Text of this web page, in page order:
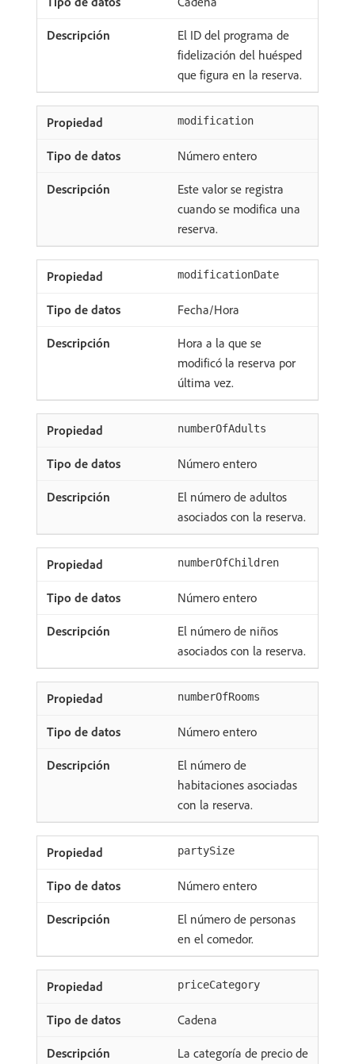
El ID del programa de
fidelización del huésped
que figura en la reserva.
modification
Número entero
Este valor se registra
cuando se modifica una
reserva.
modificationDate
Fecha/Hora
Hora a la que se
modificó la reserva por
última vez.
numberOfAdults
Número entero
El número de adultos
asociados con la reserva.
numberOfChildren
Número entero
El número de niños
asociados con la reserva.
numberOfRooms
Número entero
El número de
habitaciones asociadas
con la reserva.
partySize
Número entero
El número de personas
en el comedor.
priceCategory
Cadena
La categoría de precio de